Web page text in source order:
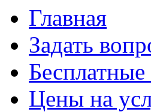
Главная
Задать
Цены на